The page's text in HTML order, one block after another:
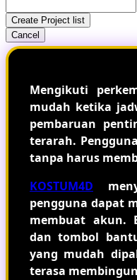
Create Project list
Cancel
Mengikuti
mudah ketika
pembaruan
terarah.
tanpa harus
KOSTUM4D
pengguna dapat
membuat akun.
dan tombol
yang mudah
terasa